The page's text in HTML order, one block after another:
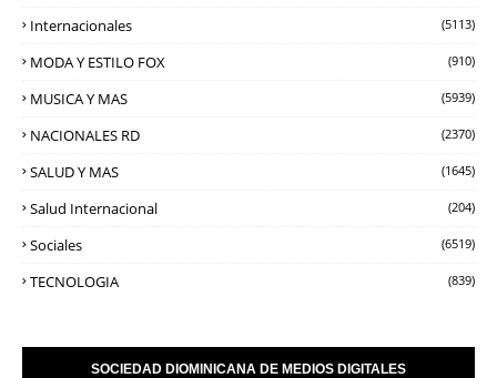
Internacionales (5113)
MODA Y ESTILO FOX (910)
MUSICA Y MAS (5939)
NACIONALES RD (2370)
SALUD Y MAS (1645)
Salud Internacional (204)
Sociales (6519)
TECNOLOGIA (839)
SOCIEDAD DIOMINICANA DE MEDIOS DIGITALES